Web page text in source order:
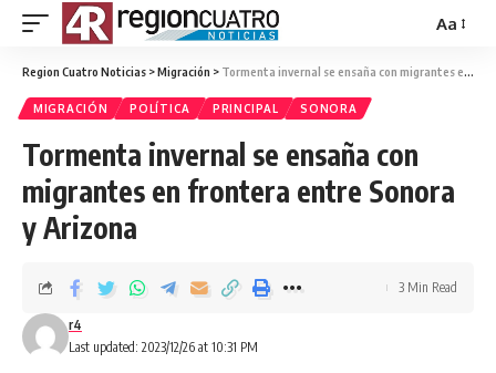
Aa
Region Cuatro Noticias >Migración > Tormenta invernal se ensaña con migrantes en frontera entre Sonora y Arizona
MIGRACIÓN POLÍTICA PRINCIPAL SONORA
Tormenta invernal se ensaña con
migrantes en frontera entre Sonora
y Arizona
Last updated: 2023/12/26 at 10:31 PM
r4
3 Min Read